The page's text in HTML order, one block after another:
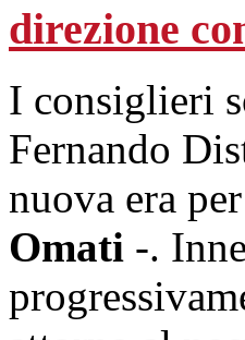
direzione
I consiglieri
Fernando
nuova era
Omati -.